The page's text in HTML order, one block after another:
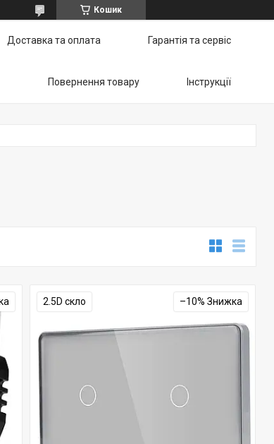
Кошик
Доставка та оплата Гарантія та сервіс
Повернення товару Інструкції
2.5D скло –10%